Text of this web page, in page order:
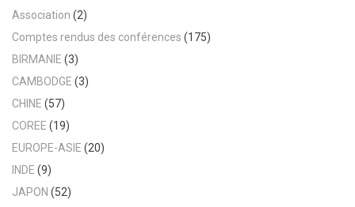
Association (2)
Comptes rendus des conférences (175)
BIRMANIE (3)
CAMBODGE (3)
CHINE (57)
COREE (19)
EUROPE-ASIE (20)
INDE (9)
JAPON (52)